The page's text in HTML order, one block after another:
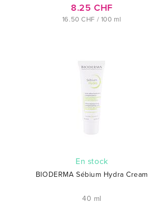
8.25 CHF
16.50 CHF / 100 ml
En stock
BIODERMA Sébium Hydra Cream
40 ml